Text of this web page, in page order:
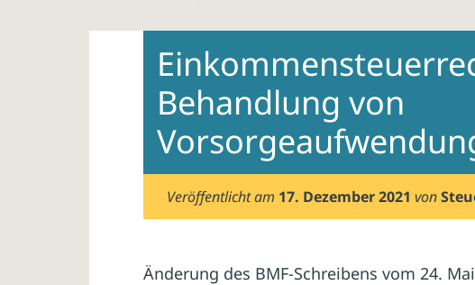
Behandlung von
Veröffentlicht am 17. Dezember 2021 von
Änderung des BMF-Schreibens vom 24. Mai